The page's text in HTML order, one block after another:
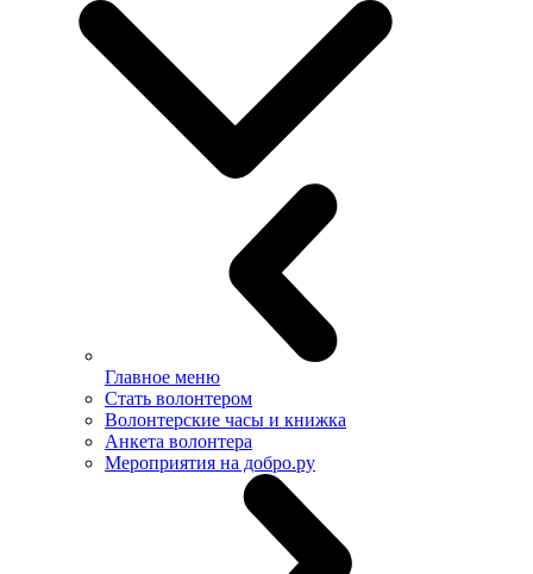
Главное меню
Стать волонтером
Волонтерские часы и книжка
Анкета волонтера
Мероприятия на добро.ру